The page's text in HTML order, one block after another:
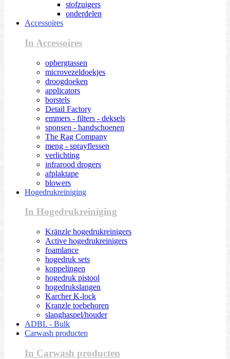
stofzuigers
onderdelen
Accessoires
In Accessoires
opbergtassen
microvezeldoekjes
droogdoeken
applicators
borstels
Detail Factory
emmers - filters - deksels
sponsen - handschoenen
The Rag Company
meng - sprayflessen
verlichting
infrarood drogers
afplaktape
blowers
Hogedrukreiniging
In Hogedrukreiniging
Kränzle hogedrukreinigers
Active hogedrukreinigers
foamlance
hogedruk sets
koppelingen
hogedruk pistool
hogedrukslangen
Karcher K-lock
Kranzle toebehoren
slanghaspel/houder
ADBL - Bulk
Carwash producten
In Carwash producten